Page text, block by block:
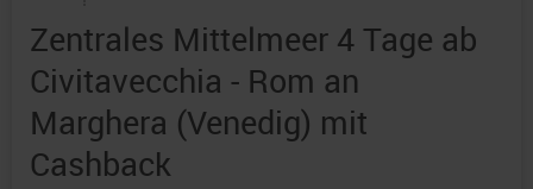
Zentrales Mittelmeer 4 Tage ab
Civitavecchia - Rom an
Marghera (Venedig) mit
Cashback